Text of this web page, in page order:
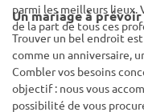
parmi les meilleurs lieux.
de la part de tous ces
Un mariage à
Trouver un bel endroit
comme un anniversaire,
Combler vos besoins
objectif : nous vous
possibilité de vous